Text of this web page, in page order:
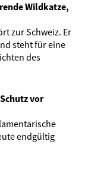
Wildkatze,
zur Schweiz. Er
steht für eine
des
vor
endgültig